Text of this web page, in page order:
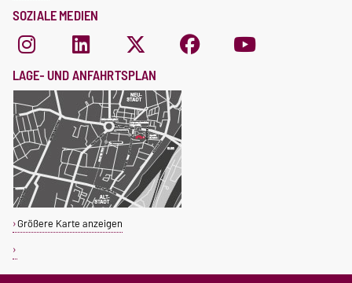
SOZIALE MEDIEN
LAGE- UND ANFAHRTSPLAN
Größere Karte anzeigen